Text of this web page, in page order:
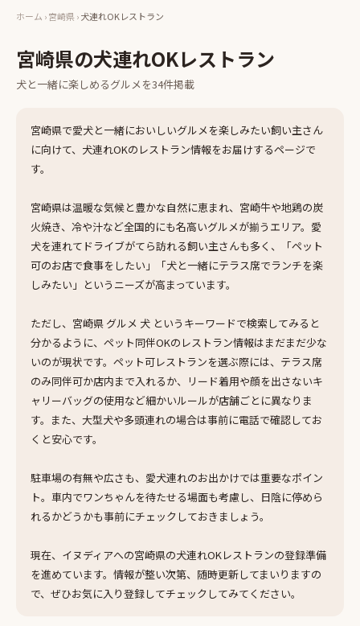
ホーム ›宮崎県›犬連れOKレストラン
宮崎県の犬連れOKレストラン
犬と一緒に楽しめるグルメ を34件掲載
宮崎県で愛犬と一緒においしいグルメを楽しみたい飼い主さん
に向けて、犬連れOKのレストラン情報をお届けするページで
す。
宮崎県は温暖な気候と豊かな自然に恵まれ、宮崎牛や地鶏の炭
火焼き、冷や汁など全国的にも名高いグルメが揃うエリア。愛
犬を連れてドライブがてら訪れる飼い主さんも多く、「ペット
可のお店で食事をしたい」「犬と一緒にテラス席でランチを楽
しみたい」というニーズが高まっています。
ただし、宮崎県 グルメ 犬 というキーワードで検索してみると
分かるように、ペット同伴OKのレストラン情報はまだまだ少な
いのが現状です。ペット可レストランを選ぶ際には、テラス席
のみ同伴可か店内まで入れるか、リード着用や顔を出さないキ
ャリーバッグの使用など細かいルールが店舗ごとに異なりま
す。また、大型犬や多頭連れの場合は事前に電話で確認してお
くと安心です。
駐車場の有無や広さも、愛犬連れのお出かけでは重要なポイン
ト。車内でワンちゃんを待たせる場面も考慮し、日陰に停めら
れるかどうかも事前にチェックしておきましょう。
現在、イヌディアへの宮崎県の犬連れOKレストランの登録準備
を進めています。情報が整い次第、随時更新してまいりますの
で、ぜひお気に入り登録してチェックしてみてください。